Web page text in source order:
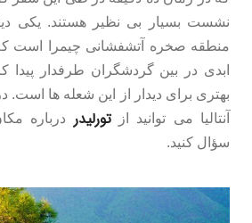
نشست بسیار بی نظیر هستند. یکی
منطقه صخره آتشفشانی چیمرا است
ابدی در بین گردشگران طرفدار
بهتری برای دیدار از این شعله ها است.
آنتالیا می توانید ازتورلیدر درباره
سؤال کنید.